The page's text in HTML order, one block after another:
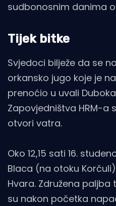
sudbonosnim danima
Tijek bitke
Svjedoci bilježe da se
orkansko jugo koje je
prenoćio u uvali
Zapovjedništva HRM-
otvori vatra.
Oko 12,15 sati 16.
Blaca (na otoku
Hvara. Združena
su nakon početka